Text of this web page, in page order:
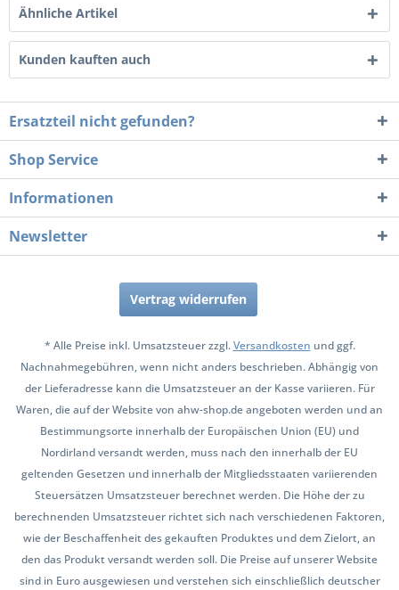
Ähnliche Artikel
Kunden kauften auch
Ersatzteil nicht gefunden?
Shop Service
Informationen
Newsletter
Vertrag widerrufen
* Alle Preise inkl. Umsatzsteuer zzgl.Versandkosten und ggf.
Nachnahmegebühren, wenn nicht anders beschrieben. Abhängig von
der Lieferadresse kann die Umsatzsteuer an der Kasse variieren. Für
Waren, die auf der Website von ahw-shop.de angeboten werden und an
Bestimmungsorte innerhalb der Europäischen Union (EU) und
Nordirland versandt werden, muss nach den innerhalb der EU
geltenden Gesetzen und innerhalb der Mitgliedsstaaten variierenden
Steuersätzen Umsatzsteuer berechnet werden. Die Höhe der zu
berechnenden Umsatzsteuer richtet sich nach verschiedenen Faktoren,
wie der Beschaffenheit des gekauften Produktes und dem Zielort, an
den das Produkt versandt werden soll. Die Preise auf unserer Website
sind in Euro ausgewiesen und verstehen sich einschließlich deutscher